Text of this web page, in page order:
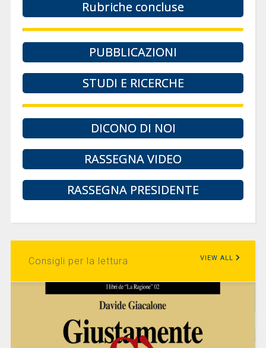
Rubriche concluse
PUBBLICAZIONI
STUDI E RICERCHE
DICONO DI NOI
RASSEGNA VIDEO
RASSEGNA PRESIDENTE
Consigli per la lettura VIEW ALL